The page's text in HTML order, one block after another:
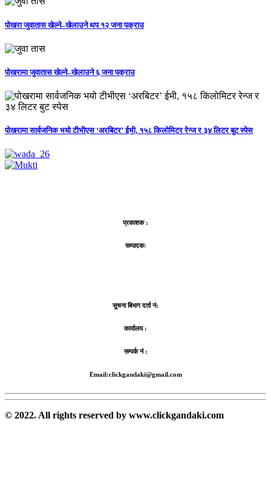
पोखरा जुवातास खेल्ने–खेलाउने थप १२ जना पक्राउ
पोखरामा जुवातास खेल्ने–खेलाउने ६ जना पक्राउ
पोखरामा सार्वजनिक भयो टीभीएस ‘अरबिटर’ ईभी, १५८ किलोमिटर रेन्ज र ३४ लिटर बुट स्पेस
प्रकाशक :
सम्पादकः
सूचना बिभाग दर्ता नं:
कार्यालय :
सम्पर्क नं :
Email:clickgandaki@gmail.com
© 2022. All rights reserved by www.clickgandaki.com